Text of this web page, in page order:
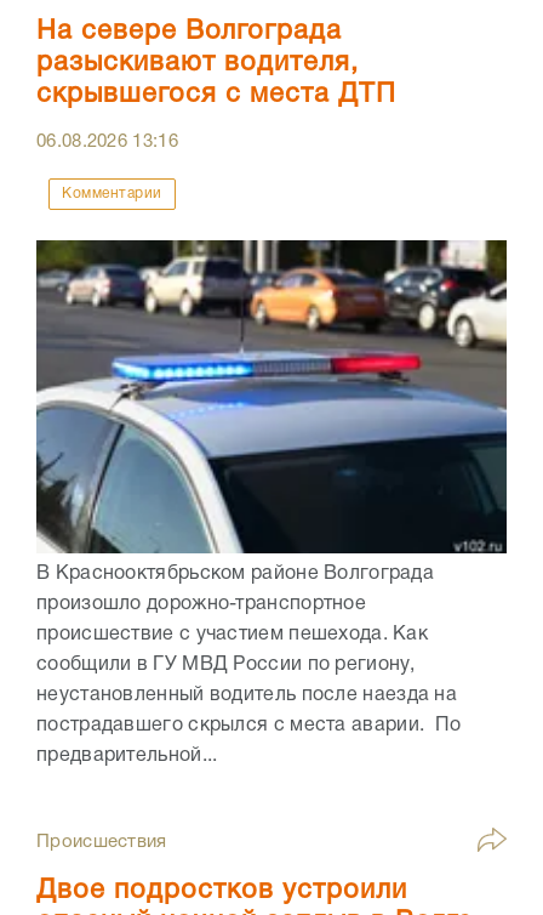
На севере Волгограда
разыскивают водителя,
скрывшегося с места ДТП
06.08.2026 13:16
Комментарии
В Краснооктябрьском районе Волгограда
произошло дорожно-транспортное
происшествие с участием пешехода. Как
сообщили в ГУ МВД России по региону,
неустановленный водитель после наезда на
пострадавшего скрылся с места аварии. По
предварительной...
Происшествия
Двое подростков устроили